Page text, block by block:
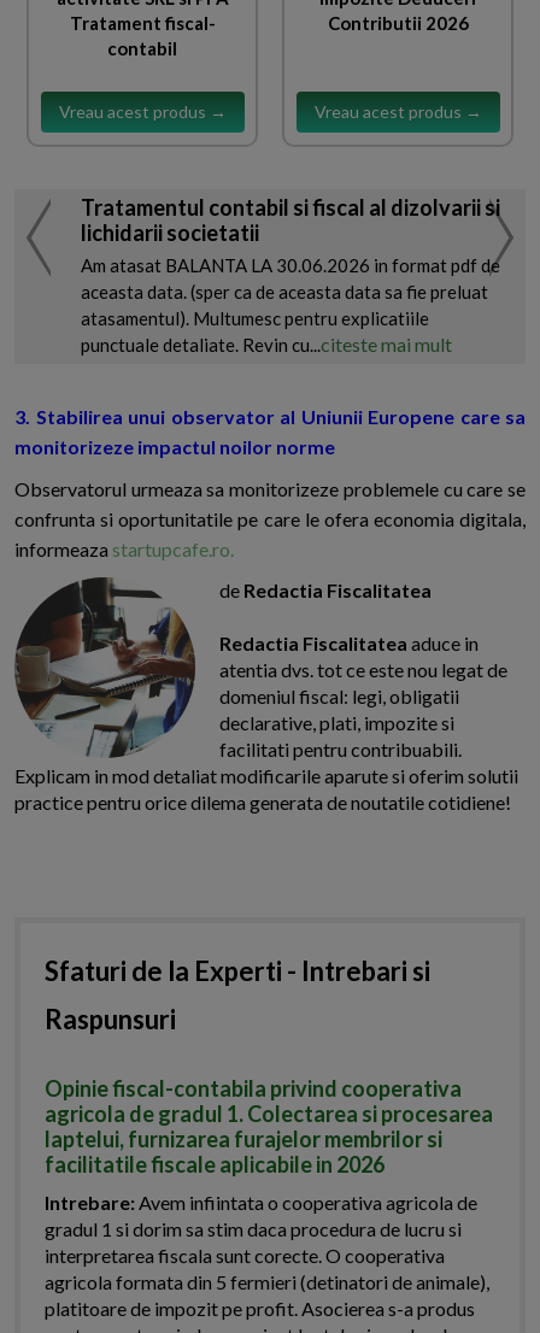
Tratament fiscal-
contabil
Vreau acest produs →
Contributii 2026
Vreau acest produs →
Tratamentul contabil si fiscal al dizolvarii si
lichidarii societatii
Am atasat BALANTA LA 30.06.2026 in format pdf de
aceasta data. (sper ca de aceasta data sa fie preluat
atasamentul). Multumesc pentru explicatiile
punctuale detaliate. Revin cu...citeste mai mult
3. Stabilirea unui observator al Uniunii Europene care sa
monitorizeze impactul noilor norme
Observatorul urmeaza sa monitorizeze problemele cu care se
confrunta si oportunitatile pe care le ofera economia digitala,
informeaza startupcafe.ro.
de Redactia Fiscalitatea
Redactia Fiscalitatea aduce in
atentia dvs. tot ce este nou legat de
domeniul fiscal: legi, obligatii
declarative, plati, impozite si
facilitati pentru contribuabili.
Explicam in mod detaliat modificarile aparute si oferim solutii
practice pentru orice dilema generata de noutatile cotidiene!
Sfaturi de la Experti - Intrebari si
Raspunsuri
Opinie fiscal-contabila privind cooperativa
agricola de gradul 1. Colectarea si procesarea
laptelui, furnizarea furajelor membrilor si
facilitatile fiscale aplicabile in 2026
Intrebare:Avem infiintata o cooperativa agricola de
gradul 1 si dorim sa stim daca procedura de lucru si
interpretarea fiscala sunt corecte. O cooperativa
agricola formata din 5 fermieri (detinatori de animale),
platitoare de impozit pe profit. Asocierea s-a produs